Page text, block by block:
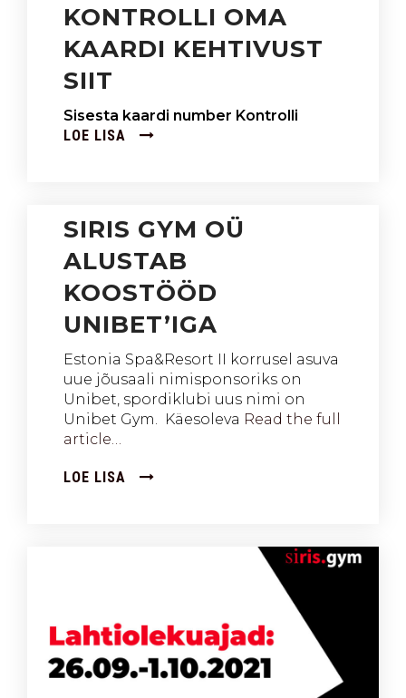
KONTROLLI OMA
KAARDI KEHTIVUST
SIIT
Sisesta kaardi number Kontrolli
LOE LISA
SIRIS GYM OÜ
ALUSTAB
KOOSTÖÖD
UNIBET’IGA
Estonia Spa&Resort II korrusel asuva
uue jõusaali nimisponsoriks on
Unibet, spordiklubi uus nimi on
Unibet Gym. Käesoleva Read the full
article…
LOE LISA